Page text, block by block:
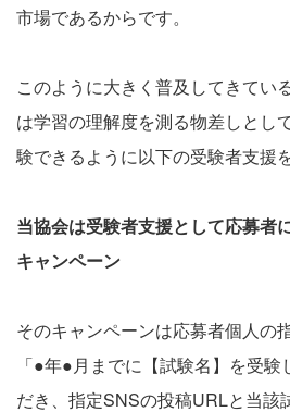
市場であるからです。
このように大きく普及してきてい
は学習の理解度を測る物差しとし
験できるように以下の受験者支援
当協会は受験者支援として応募者
キャンペーン
そのキャンペーンは応募者個人の
「●年●月までに【試験名】を受
だき、指定SNSの投稿URLと当該